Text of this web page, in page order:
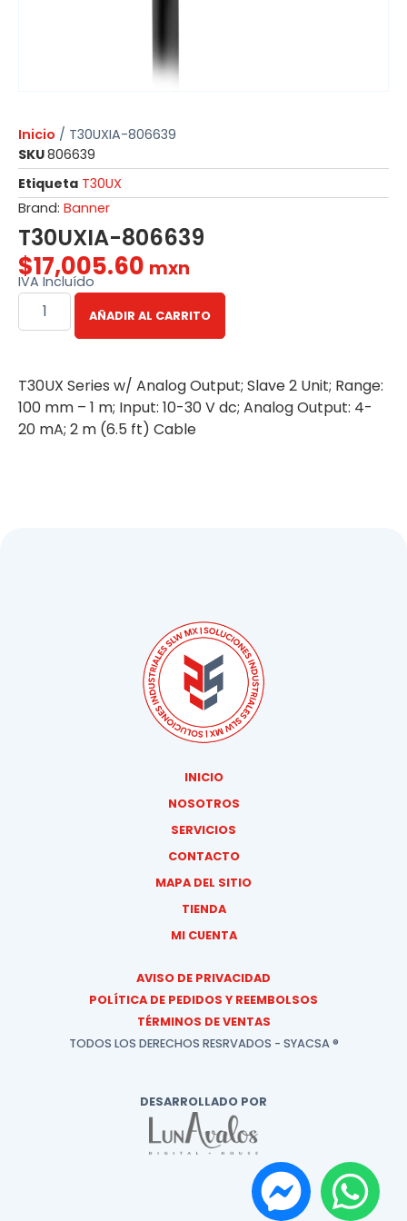
Inicio / T30UXIA-806639
SKU806639
Etiqueta T30UX
Brand: Banner
T30UXIA-806639
$17,005.60 mxn
IVA Incluído
AÑADIR AL CARRITO
T30UX Series w/ Analog Output; Slave 2 Unit; Range:
100 mm – 1 m; Input: 10-30 V dc; Analog Output: 4-
20 mA; 2 m (6.5 ft) Cable
INICIO
NOSOTROS
SERVICIOS
CONTACTO
MAPA DEL SITIO
TIENDA
MI CUENTA
AVISO DE PRIVACIDAD
POLÍTICA DE PEDIDOS Y REEMBOLSOS
TÉRMINOS DE VENTAS
TODOS LOS DERECHOS RESRVADOS - SYACSA ®
DESARROLLADO POR